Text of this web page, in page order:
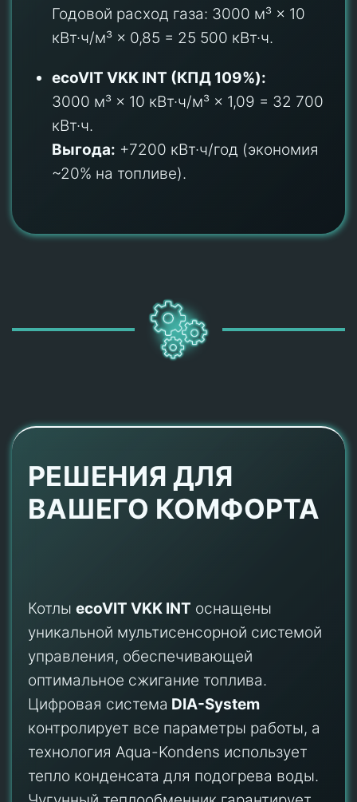
Годовой расход газа: 3000 м³ × 10
кВт·ч/м³ × 0,85 = 25 500 кВт·ч.
ecoVIT VKK INT (КПД 109%):
3000 м³ × 10 кВт·ч/м³ × 1,09 = 32 700
кВт·ч.
Выгода: +7200 кВт·ч/год (экономия
~20% на топливе).
РЕШЕНИЯ ДЛЯ
ВАШЕГО КОМФОРТА
Котлы ecoVIT VKK INT оснащены
уникальной мультисенсорной системой
управления, обеспечивающей
оптимальное сжигание топлива.
Цифровая система DIA-System
контролирует все параметры работы, а
технология Aqua-Kondens использует
тепло конденсата для подогрева воды.